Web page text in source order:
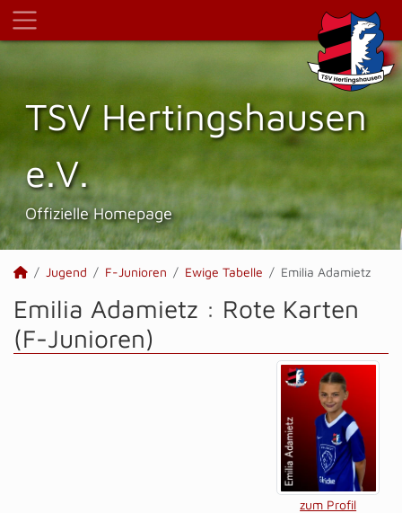
TSV Hertings­hausen
e.V.
Offizielle Homepage
Jugend F-Junioren Ewige Tabelle Emilia Adamietz
Emilia Adamietz : Rote Karten
(F-Junioren)
zum Profil